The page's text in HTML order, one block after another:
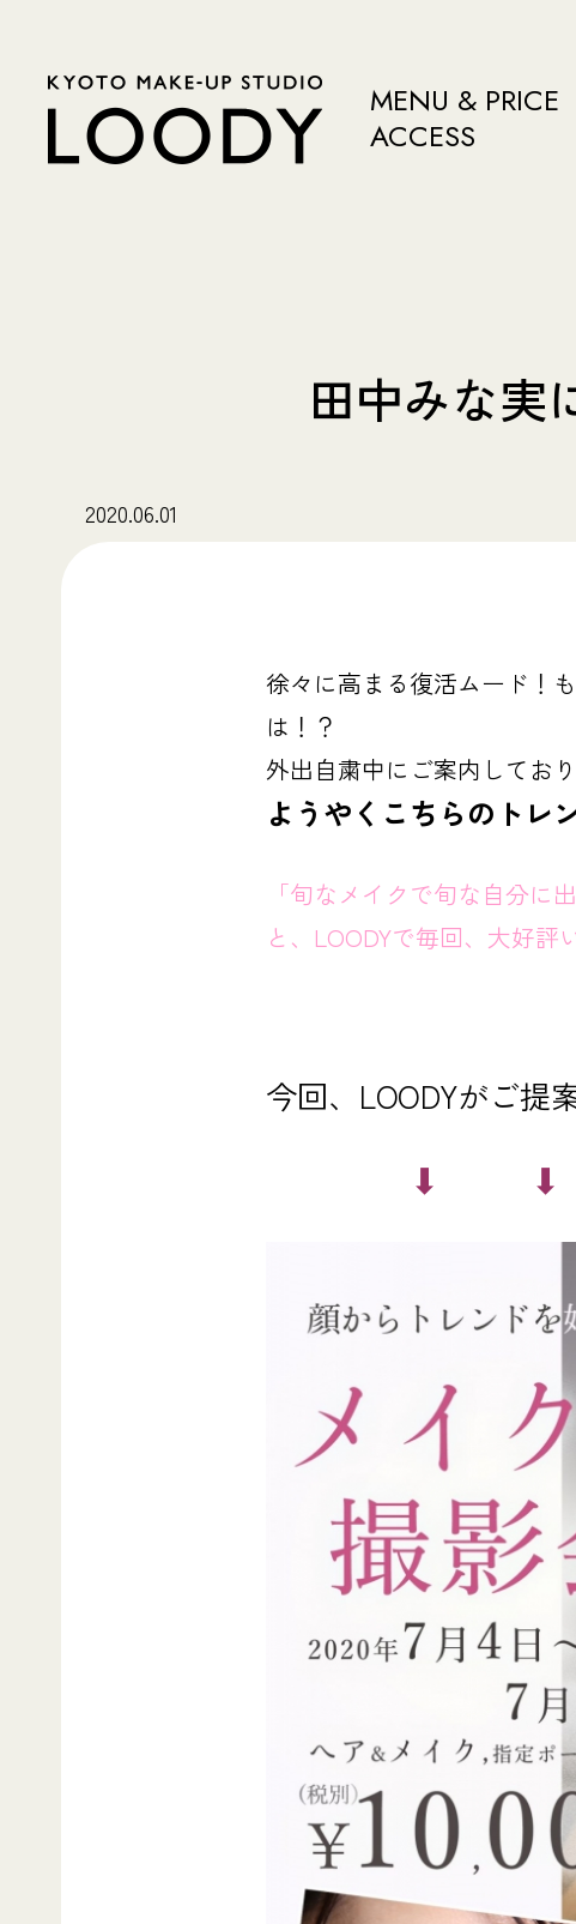
MENU & PRICE
ACCESS
田中みな実
2020.06.01
徐々に高まる復活ムード！
は！？
外出自粛中にご案内してお
ようやくこちらのトレ
「旬なメイクで旬な自分に
と、LOODYで毎回、大好評
今回、LOODYがご提
⬇︎